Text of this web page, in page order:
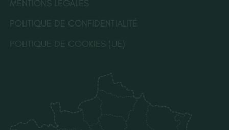
MENTIONS LÉGALES
POLITIQUE DE CONFIDENTIALITÉ
POLITIQUE DE COOKIES (UE)